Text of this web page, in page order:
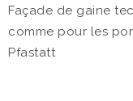
Façade de gaine
comme pour les
Pfastatt